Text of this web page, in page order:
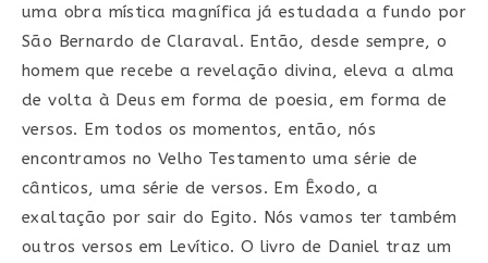
uma obra mística magnífica já estudada a fundo por
São Bernardo de Claraval. Então, desde sempre, o
homem que recebe a revelação divina, eleva a alma
de volta à Deus em forma de poesia, em forma de
versos. Em todos os momentos, então, nós
encontramos no Velho Testamento uma série de
cânticos, uma série de versos. Em Êxodo, a
exaltação por sair do Egito. Nós vamos ter também
outros versos em Levítico. O livro de Daniel traz um